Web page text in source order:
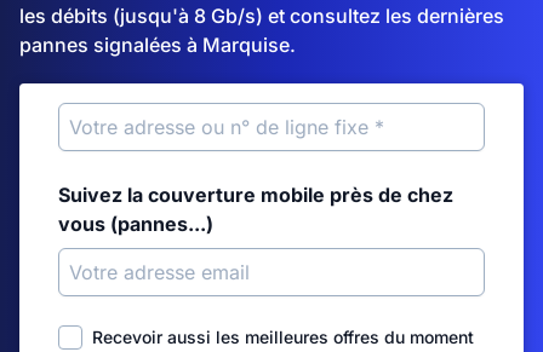
les débits (jusqu'à 8 Gb/s) et consultez les dernières
pannes signalées à Marquise.
Suivez la couverture mobile près de chez
vous (pannes...)
Recevoir aussi les meilleures offres du moment